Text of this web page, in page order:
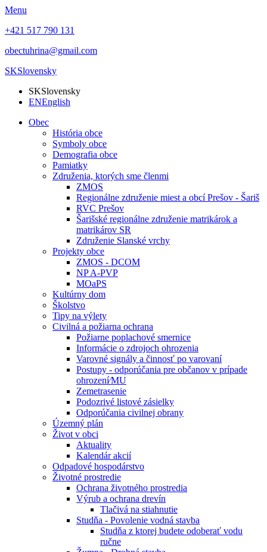
Menu
+421 517 790 131
obectuhrina@gmail.com
SKSlovensky
SKSlovensky
ENEnglish
Obec
História obce
Symboly obce
Demografia obce
Pamiatky
Združenia, ktorých sme členmi
ZMOS
Regionálne združenie miest a obcí Prešov - Šariš
RVC Prešov
Šarišské regionálne združenie matrikárok a
matrikárov SR
Združenie Slanské vrchy
Projekty obce
ZMOS - DCOM
NP A-PVP
MOaPS
Kultúrny dom
Školstvo
Tipy na výlety
Civilná a požiarna ochrana
Požiarne poplachové smernice
Informácie o zdrojoch ohrozenia
Varovné signály a činnosť po varovaní
Postupy - odporúčania pre občanov v prípade
ohrození⁄MU
Zemetrasenie
Podozrivé listové zásielky
Odporúčania civilnej obrany
Územný plán
Život v obci
Aktuality
Kalendár akcií
Odpadové hospodárstvo
Životné prostredie
Ochrana životného prostredia
Výrub a ochrana drevín
Tlačivá na stiahnutie
Studňa - Povolenie vodná stavba
Studňa z ktorej budete odoberať vodu
ručne